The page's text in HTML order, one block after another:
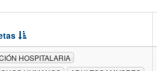
HOSPITALARIA